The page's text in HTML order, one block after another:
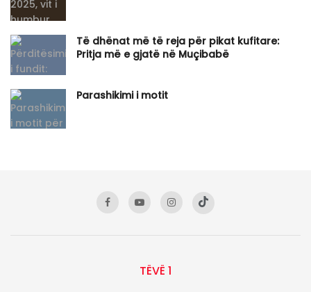
Të dhënat më të reja për pikat kufitare:
Pritja më e gjatë në Muçibabë
​Parashikimi i motit
TËVË 1